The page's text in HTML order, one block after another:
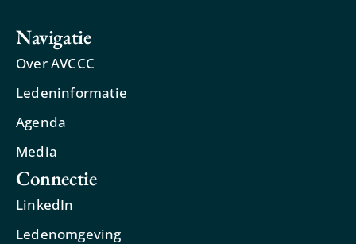
Navigatie
Over AVCCC
Ledeninformatie
Agenda
Media
Connectie
LinkedIn
Ledenomgeving